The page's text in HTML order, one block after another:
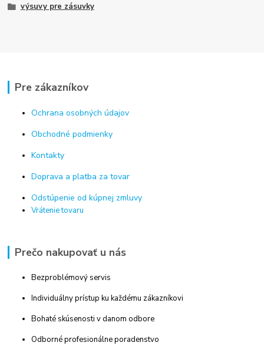
výsuvy pre zásuvky
Pre zákazníkov
Ochrana osobných údajov
Obchodné podmienky
Kontakty
Doprava a platba za tovar
Odstúpenie od kúpnej zmluvy
Vrátenie tovaru
Prečo nakupovať u nás
Bezproblémový servis
Individuálny prístup ku každému zákazníkovi
Bohaté skúsenosti v danom odbore
Odborné profesionálne poradenstvo